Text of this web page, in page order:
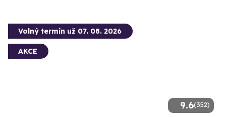
9.6(352)
Volný termín už 07. 08. 2026
AKCE